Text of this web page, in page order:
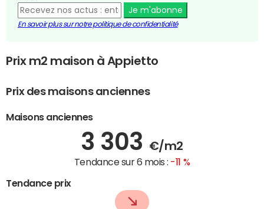
Je m'abonne
En savoir plus sur notre politique de confidentialité
Prix m2 maison à Appietto
Prix des maisons anciennes
Maisons anciennes
3 303 €/m2
Tendance sur 6 mois : -11 %
Tendance prix